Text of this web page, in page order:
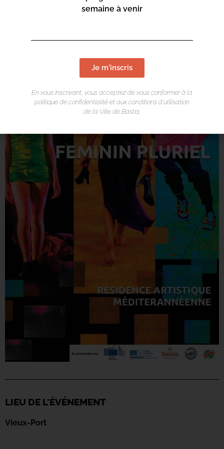
Conca Marina Vieux port21h
LIEU DE L'ÉVÉNEMENT
Vieux-Port
semaine à venir
Je m'inscris
En vous inscrivant, vous acceptez de vous conformer à la
politique de confidentialité et aux conditions d’utilisation
de la Ville de Bastia.